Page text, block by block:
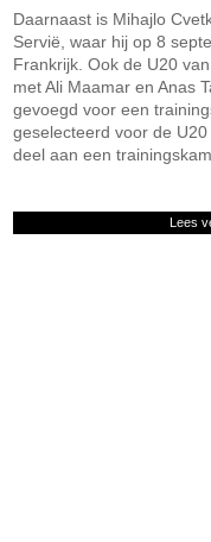
Daarnaast is Mihajlo
Servië, waar hij op 8
Frankrijk. Ook de U20
met Ali Maamar en Anas
gevoegd voor een
geselecteerd voor de
deel aan een
Lees